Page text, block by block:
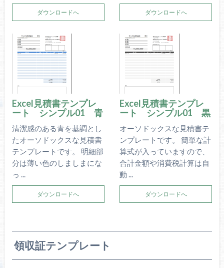
ダウンロードへ ダウンロードへ
Excel見積書テンプレ
ート シンプル01 青
清潔感のある青を基調とし
たオーソドックスな見積書
テンプレートです。 明細部
分は薄い色のしましまにな
っ ...
ダウンロードへ
Excel見積書テンプレ
ート シンプル01 黒
オーソドックスな見積書テ
ンプレートです。 簡単な計
算式が入っていますので、
合計金額や消費税計算は自
動 ...
ダウンロードへ
領収証テンプレート